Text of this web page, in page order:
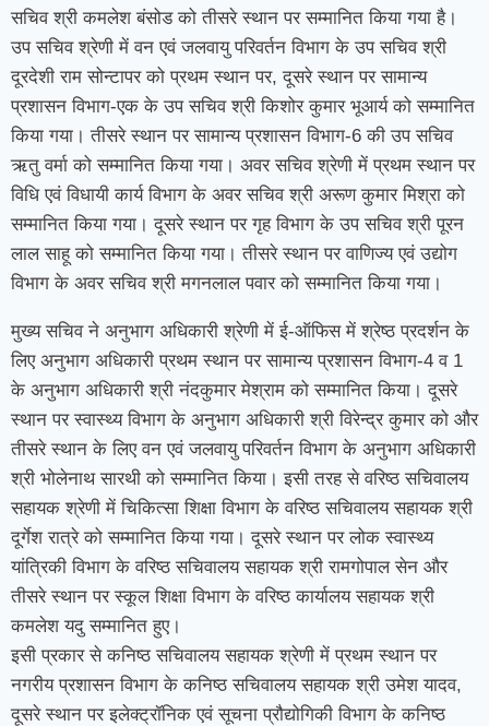
सचिव श्री कमलेश बंसोड को तीसरे स्थान पर सम्मानित किया गया है।
उप सचिव श्रेणी में वन एवं जलवायु परिवर्तन विभाग के उप सचिव श्री
दूरदेशी राम सोन्टापर को प्रथम स्थान पर, दूसरे स्थान पर सामान्य
प्रशासन विभाग-एक के उप सचिव श्री किशोर कुमार भूआर्य को सम्मानित
किया गया। तीसरे स्थान पर सामान्य प्रशासन विभाग-6 की उप सचिव
ऋतु वर्मा को सम्मानित किया गया। अवर सचिव श्रेणी में प्रथम स्थान पर
विधि एवं विधायी कार्य विभाग के अवर सचिव श्री अरूण कुमार मिश्रा को
सम्मानित किया गया। दूसरे स्थान पर गृह विभाग के उप सचिव श्री पूरन
लाल साहू को सम्मानित किया गया। तीसरे स्थान पर वाणिज्य एवं उद्योग
विभाग के अवर सचिव श्री मगनलाल पवार को सम्मानित किया गया।
मुख्य सचिव ने अनुभाग अधिकारी श्रेणी में ई-ऑफिस में श्रेष्ठ प्रदर्शन के
लिए अनुभाग अधिकारी प्रथम स्थान पर सामान्य प्रशासन विभाग-4 व 1
के अनुभाग अधिकारी श्री नंदकुमार मेश्राम को सम्मानित किया। दूसरे
स्थान पर स्वास्थ्य विभाग के अनुभाग अधिकारी श्री विरेन्द्र कुमार को और
तीसरे स्थान के लिए वन एवं जलवायु परिवर्तन विभाग के अनुभाग अधिकारी
श्री भोलेनाथ सारथी को सम्मानित किया। इसी तरह से वरिष्ठ सचिवालय
सहायक श्रेणी में चिकित्सा शिक्षा विभाग के वरिष्ठ सचिवालय सहायक श्री
दूर्गेश रात्रे को सम्मानित किया गया। दूसरे स्थान पर लोक स्वास्थ्य
यांत्रिकी विभाग के वरिष्ठ सचिवालय सहायक श्री रामगोपाल सेन और
तीसरे स्थान पर स्कूल शिक्षा विभाग के वरिष्ठ कार्यालय सहायक श्री
कमलेश यदु सम्मानित हुए।
इसी प्रकार से कनिष्ठ सचिवालय सहायक श्रेणी में प्रथम स्थान पर
नगरीय प्रशासन विभाग के कनिष्ठ सचिवालय सहायक श्री उमेश यादव,
दूसरे स्थान पर इलेक्ट्रॉनिक एवं सूचना प्रौद्योगिकी विभाग के कनिष्ठ